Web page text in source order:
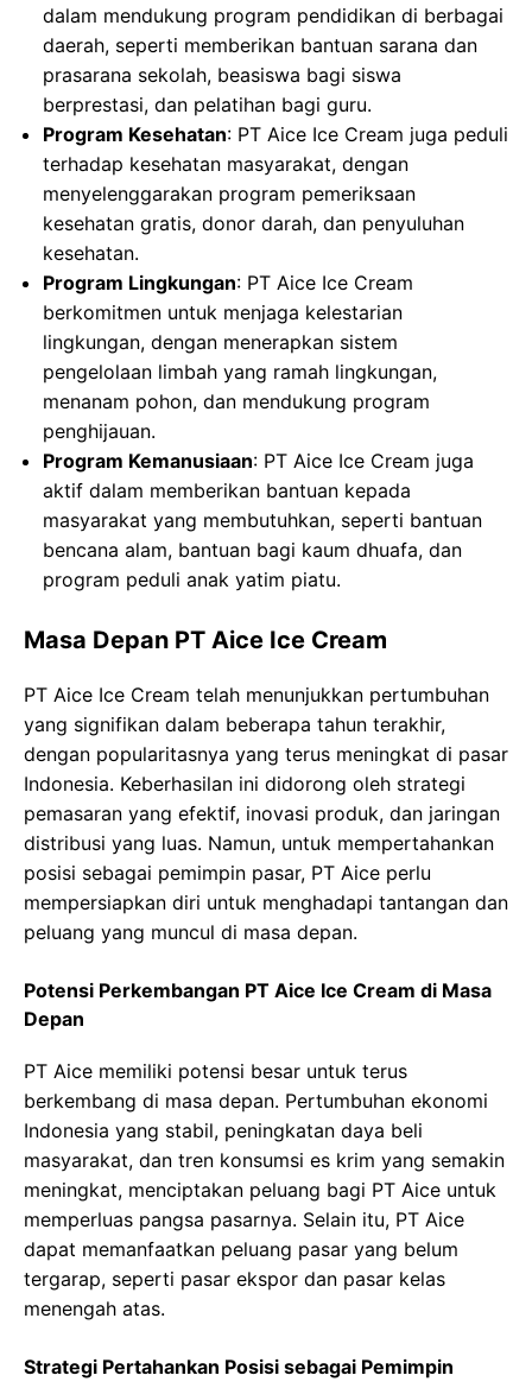
dalam mendukung program pendidikan di berbagai
daerah, seperti memberikan bantuan sarana dan
prasarana sekolah, beasiswa bagi siswa
berprestasi, dan pelatihan bagi guru.
Program Kesehatan: PT Aice Ice Cream juga peduli
terhadap kesehatan masyarakat, dengan
menyelenggarakan program pemeriksaan
kesehatan gratis, donor darah, dan penyuluhan
kesehatan.
Program Lingkungan: PT Aice Ice Cream
berkomitmen untuk menjaga kelestarian
lingkungan, dengan menerapkan sistem
pengelolaan limbah yang ramah lingkungan,
menanam pohon, dan mendukung program
penghijauan.
Program Kemanusiaan: PT Aice Ice Cream juga
aktif dalam memberikan bantuan kepada
masyarakat yang membutuhkan, seperti bantuan
bencana alam, bantuan bagi kaum dhuafa, dan
program peduli anak yatim piatu.
Masa Depan PT Aice Ice Cream
PT Aice Ice Cream telah menunjukkan pertumbuhan
yang signifikan dalam beberapa tahun terakhir,
dengan popularitasnya yang terus meningkat di pasar
Indonesia. Keberhasilan ini didorong oleh strategi
pemasaran yang efektif, inovasi produk, dan jaringan
distribusi yang luas. Namun, untuk mempertahankan
posisi sebagai pemimpin pasar, PT Aice perlu
mempersiapkan diri untuk menghadapi tantangan dan
peluang yang muncul di masa depan.
Potensi Perkembangan PT Aice Ice Cream di Masa
Depan
PT Aice memiliki potensi besar untuk terus
berkembang di masa depan. Pertumbuhan ekonomi
Indonesia yang stabil, peningkatan daya beli
masyarakat, dan tren konsumsi es krim yang semakin
meningkat, menciptakan peluang bagi PT Aice untuk
memperluas pangsa pasarnya. Selain itu, PT Aice
dapat memanfaatkan peluang pasar yang belum
tergarap, seperti pasar ekspor dan pasar kelas
menengah atas.
Strategi Pertahankan Posisi sebagai Pemimpin